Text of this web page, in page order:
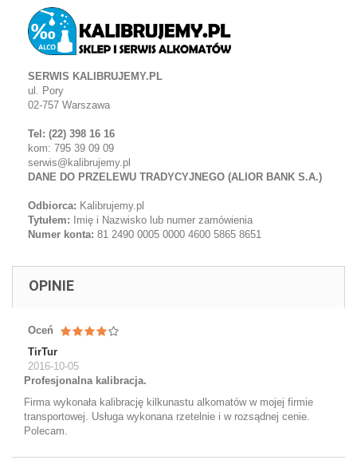
SERWIS KALIBRUJEMY.PL
ul. Pory
02-757 Warszawa
Tel: (22) 398 16 16
kom: 795 39 09 09
serwis@kalibrujemy.pl
DANE DO PRZELEWU TRADYCYJNEGO (ALIOR BANK S.A.)
Odbiorca: Kalibrujemy.pl
Tytułem: Imię i Nazwisko lub numer zamówienia
Numer konta: 81 2490 0005 0000 4600 5865 8651
OPINIE
Oceń
TirTur
2016-10-05
Profesjonalna kalibracja.
Firma wykonała kalibrację kilkunastu alkomatów w mojej firmie
transportowej. Usługa wykonana rzetelnie i w rozsądnej cenie.
Polecam.